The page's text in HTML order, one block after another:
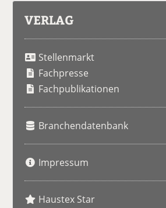
VERLAG
Stellenmarkt
Fachpresse
Fachpublikationen
Branchendatenbank
Impressum
Haustex Star